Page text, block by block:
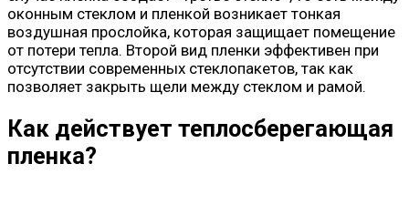
оконным стеклом и пленкой возникает тонкая
воздушная прослойка, которая защищает помещение
от потери тепла. Второй вид пленки эффективен при
отсутствии современных стеклопакетов, так как
позволяет закрыть щели между стеклом и рамой.
Как действует теплосберегающая
пленка?